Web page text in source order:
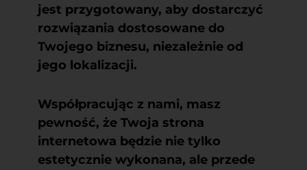
jest przygotowany, aby dostarczyć
rozwiązania dostosowane do
Twojego biznesu, niezależnie od
jego lokalizacji.
Współpracując z nami, masz
pewność, że Twoja strona
internetowa będzie nie tylko
estetycznie wykonana, ale przede